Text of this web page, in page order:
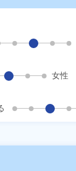
女性